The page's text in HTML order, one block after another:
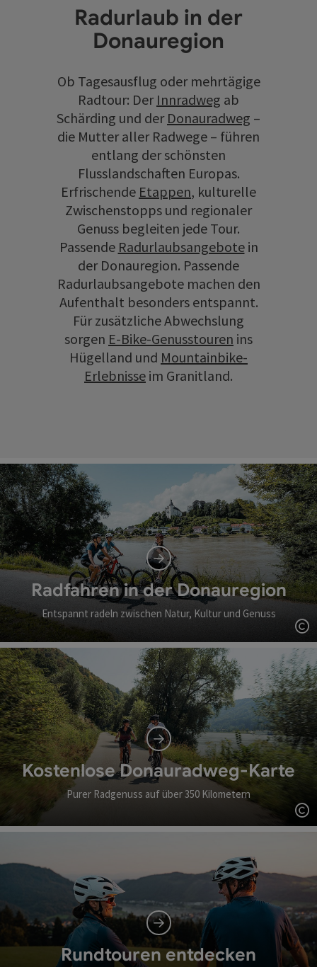
Radurlaub in der
Donauregion
Ob Tagesausflug oder mehrtägige
Radtour: Der Innradweg ab
Schärding und der Donauradweg –
die Mutter aller Radwege – führen
entlang der schönsten
Flusslandschaften Europas.
Erfrischende Etappen, kulturelle
Zwischenstopps und regionaler
Genuss begleiten jede Tour.
Passende Radurlaubsangebotein
der Donauregion. Passende
Radurlaubsangebote machen den
Aufenthalt besonders entspannt.
Für zusätzliche Abwechslung
sorgen E-Bike-Genusstouren ins
Hügelland und Mountainbike-
Erlebnisse im Granitland.
Radfahren in der Donauregion
Entspannt radeln zwischen Natur, Kultur und Genuss
Kostenlose Donauradweg-Karte
Purer Radgenuss auf über 350 Kilometern
Rundtouren entdecken